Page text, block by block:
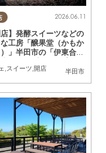
,親子,夫婦,家族,カップル,おひとり
半田市
2026.06.11
店】発酵スイーツなどの
工房「醸果堂（かもか
」半田市の「伊東合
,スイーツ,開店